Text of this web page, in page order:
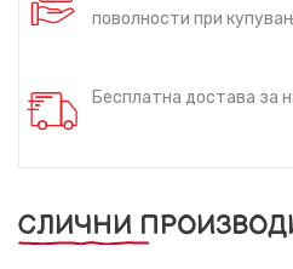
поволности при
Бесплатна достава за
СЛИЧНИ